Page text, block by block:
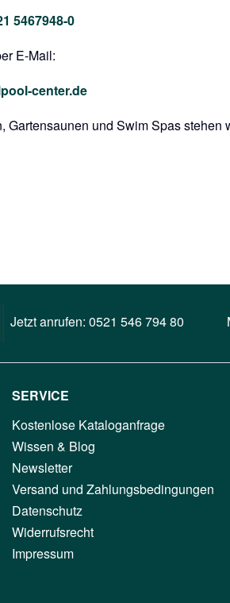
5467948-0
E-Mail:
center.de
und Swim Spas
Jetzt anrufen: 0521 546 794 80
SERVICE
Kostenlose Kataloganfrage
Wissen & Blog
Newsletter
Versand und Zahlungsbedingungen
Datenschutz
Widerrufsrecht
Impressum